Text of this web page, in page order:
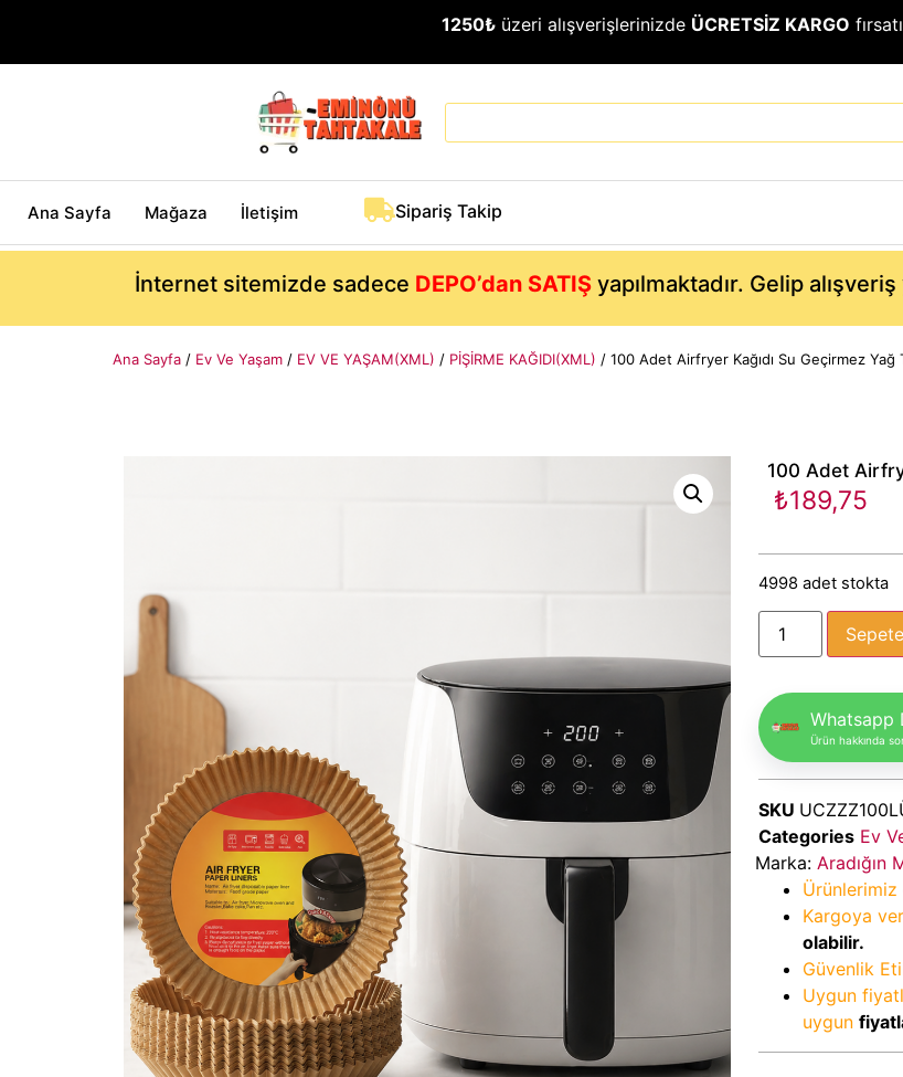
1250₺ üzeri alışverişlerinizde ÜCRETSİZ KARGO
Ana Sayfa Mağaza İletişim Sipariş Takip
İnternet sitemizde sadece DEPO’dan SATIŞyapılmaktadır. Gelip
Ana Sayfa / Ev Ve Yaşam / EV VE YAŞAM(XML) / PİŞİRME KAĞIDI(XML) / 100 Adet Airfryer Kağıdı Su Geçirmez Yağ
100 Adet
₺189,75
4998 adet stokta
Whatsapp
Ürün hakkında
SKU
Categories Ev
Marka: Aradığın
Ürünlerimiz
Kargoya
olabilir.
Güvenlik
Uygun
uygun